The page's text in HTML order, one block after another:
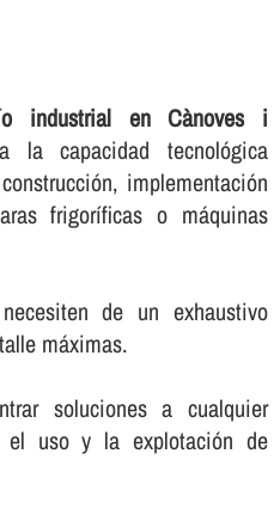
industrial en Cànoves i
capacidad tecnológica
implementación
frigorí­ficas o máquinas
de un exhaustivo
máximas.
soluciones a cualquier
el uso y la explotación de